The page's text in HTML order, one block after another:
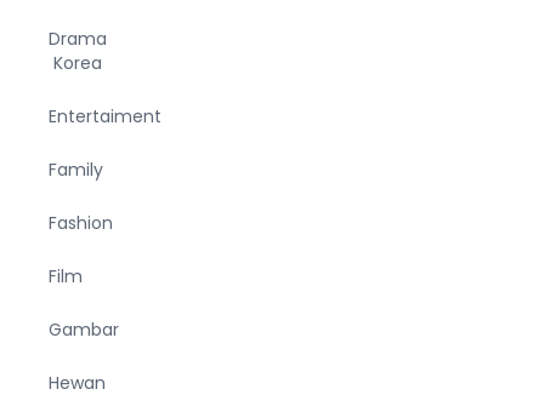
Drama
Korea
Entertaiment
Family
Fashion
Film
Gambar
Hewan